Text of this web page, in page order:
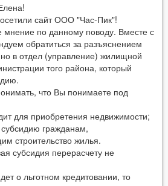
сайт ООО "Час-Пик"!
мнение по данному поводу. Вместе с
обратиться за разъяснением
в отдел (управление) жилищной
того района, который
что Вы понимаете под
для приобретения недвижимости;
гражданам,
строительство жилья.
субсидия перерасчету не
о льготном кредитовании, то